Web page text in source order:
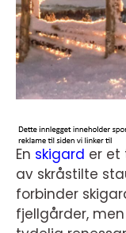
En skigard er et
av skråstilte
forbinder
fjellgårder,